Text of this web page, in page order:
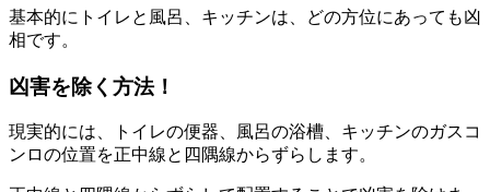
基本的にトイレと風呂、キッチンは、どの方位にあっても凶
相です。
凶害を除く方法！
現実的には、トイレの便器、風呂の浴槽、キッチンのガスコ
ンロの位置を正中線と四隅線からずらします。